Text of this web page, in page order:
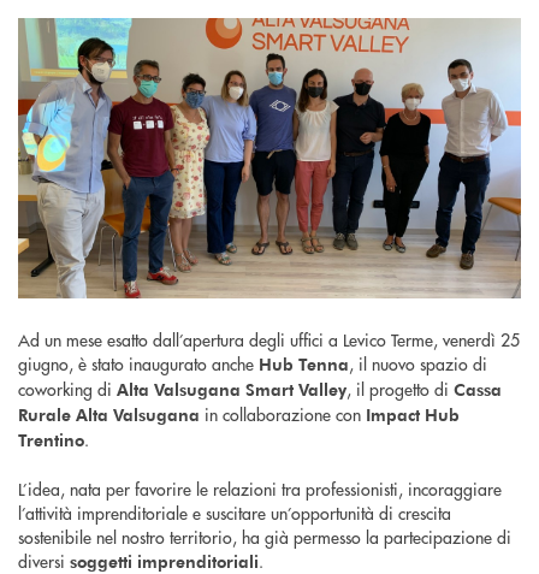
Ad un mese esatto dall’apertura degli uffici a Levico Terme, venerdì 25
giugno, è stato inaugurato anche Hub Tenna, il nuovo spazio di
coworking di Alta Valsugana Smart Valley, il progetto di Cassa
Rurale Alta Valsugana in collaborazione con Impact Hub
Trentino.
L’idea, nata per favorire le relazioni tra professionisti, incoraggiare
l’attività imprenditoriale e suscitare un’opportunità di crescita
sostenibile nel nostro territorio, ha già permesso la partecipazione di
diversi soggetti imprenditoriali.